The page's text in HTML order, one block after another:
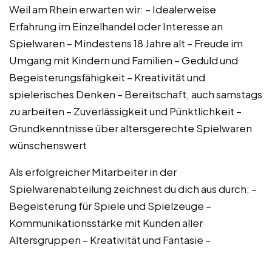
Weil am Rhein erwarten wir: – Idealerweise
Erfahrung im Einzelhandel oder Interesse an
Spielwaren – Mindestens 18 Jahre alt – Freude im
Umgang mit Kindern und Familien – Geduld und
Begeisterungsfähigkeit – Kreativität und
spielerisches Denken – Bereitschaft, auch samstags
zu arbeiten – Zuverlässigkeit und Pünktlichkeit –
Grundkenntnisse über altersgerechte Spielwaren
wünschenswert
Als erfolgreicher Mitarbeiter in der
Spielwarenabteilung zeichnest du dich aus durch: –
Begeisterung für Spiele und Spielzeuge –
Kommunikationsstärke mit Kunden aller
Altersgruppen – Kreativität und Fantasie –